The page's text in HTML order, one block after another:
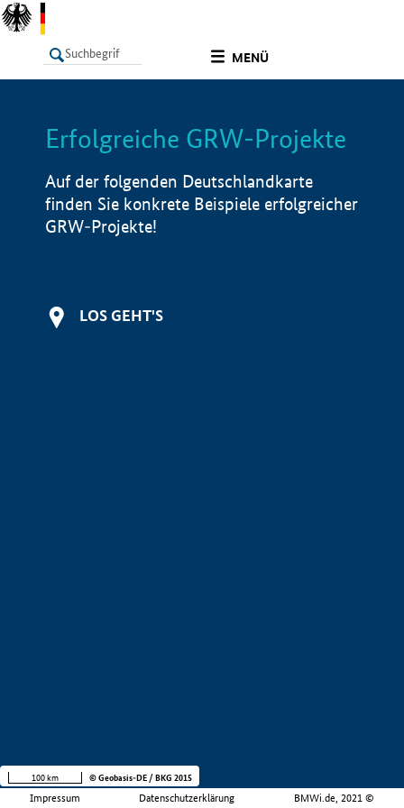
MENÜ
LISTE Info
Erfolgreiche GRW-Projekte
Auf der folgenden Deutschlandkarte
finden Sie konkrete Beispiele erfolgreicher
GRW-Projekte!
LOS GEHT'S
Impressum Datenschutzerklärung BMWi.de, 2021 ©
100 km © Geobasis-DE / BKG 2015